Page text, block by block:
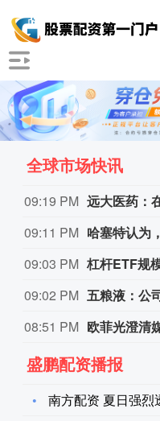
全球市场快讯
09:19 PM 远大医药：
09:11 PM
09:03 PM
09:02 PM
08:51 PM
盛鹏配资播报
南方配资 夏日强烈透心